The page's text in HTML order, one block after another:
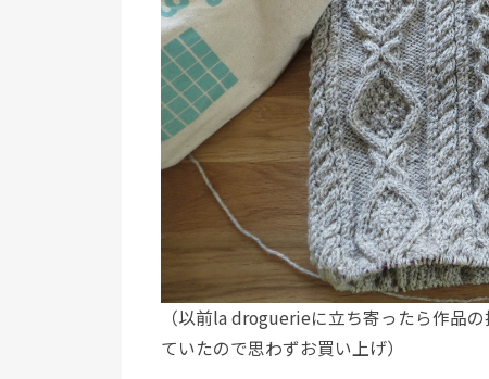
（以前la droguerieに立ち寄ったら作品
ていたので思わずお買い上げ）